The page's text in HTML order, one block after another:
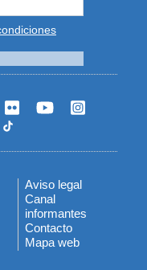
Menú
del
pie
Aviso legal
Canal
informantes
Contacto
Mapa web